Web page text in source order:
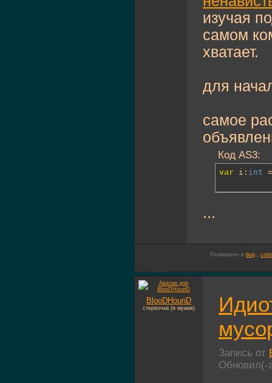
изучая
самом
хватает.
для
самое
Код AS3:
var i: int
...
Размещено в bug ,
BlooDHounD
стервочка (я мужик)
Запись от